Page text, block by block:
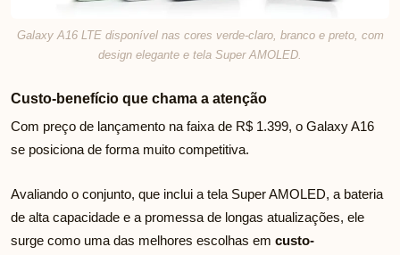
Galaxy A16 LTE disponível nas cores verde-claro, branco e preto, com
design elegante e tela Super AMOLED.
Custo-benefício que chama a atenção
Com preço de lançamento na faixa de R$ 1.399, o Galaxy A16
se posiciona de forma muito competitiva.
Avaliando o conjunto, que inclui a tela Super AMOLED, a bateria
de alta capacidade e a promessa de longas atualizações, ele
surge como uma das melhores escolhas em custo-